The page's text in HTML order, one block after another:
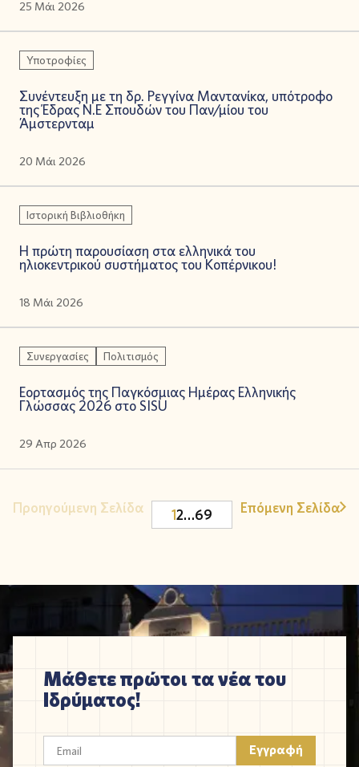
25 Μάι 2026
Υποτροφίες
Συνέντευξη με τη δρ. Ρεγγίνα Μαντανίκα, υπότροφο
της Έδρας Ν.Ε Σπουδών του Παν/μίου του
Άμστερνταμ
20 Μάι 2026
Ιστορική Βιβλιοθήκη
Η πρώτη παρουσίαση στα ελληνικά του
ηλιοκεντρικού συστήματος του Κοπέρνικου!
18 Μάι 2026
Συνεργασίες Πολιτισμός
Εορτασμός της Παγκόσμιας Ημέρας Ελληνικής
Γλώσσας 2026 στο SISU
29 Απρ 2026
Προηγούμενη Σελίδα 12…69 Επόμενη Σελίδα
Μάθετε πρώτοι τα νέα του
Ιδρύματος!